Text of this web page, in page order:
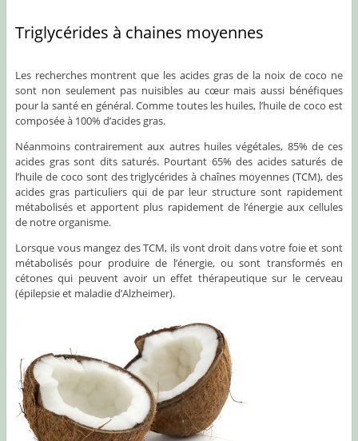
Triglycérides à chaines moyennes
Les recherches montrent que les acides gras de la noix de coco ne
sont non seulement pas nuisibles au cœur mais aussi bénéfiques
pour la santé en général. Comme toutes les huiles, l’huile de coco est
composée à 100% d’acides gras.
Néanmoins contrairement aux autres huiles végétales, 85% de ces
acides gras sont dits saturés. Pourtant 65% des acides saturés de
l’huile de coco sont des triglycérides à chaînes moyennes (TCM), des
acides gras particuliers qui de par leur structure sont rapidement
métabolisés et apportent plus rapidement de l’énergie aux cellules
de notre organisme.
Lorsque vous mangez des TCM, ils vont droit dans votre foie et sont
métabolisés pour produire de l’énergie, ou sont transformés en
cétones qui peuvent avoir un effet thérapeutique sur le cerveau
(épilepsie et maladie d’Alzheimer).